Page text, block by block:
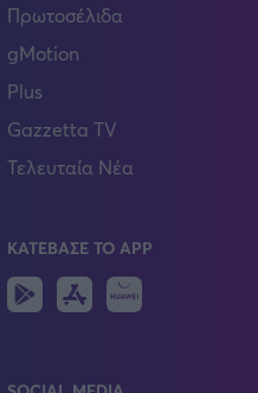
Πρωτοσέλιδα
gMotion
Plus
Gazzetta TV
Τελευταία Νέα
ΚΑΤΕΒΑΣΕ ΤΟ APP
Android
IOS